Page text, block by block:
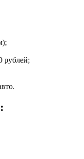
рублей;